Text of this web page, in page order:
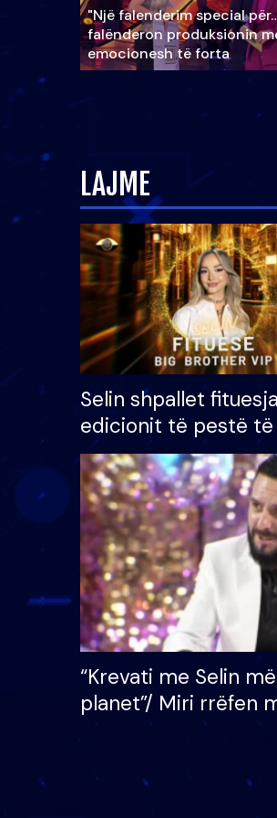
"Një falenderim special
falënderon produksionin
emocionesh të forta
LAJME
Selin shpallet
edicionit të pestë të
Brother VIP,
çmimin e madh prej
mijë eurosh
“Krevati me Selin
planet”/ Miri rrëfen
bukura në shtëpinë